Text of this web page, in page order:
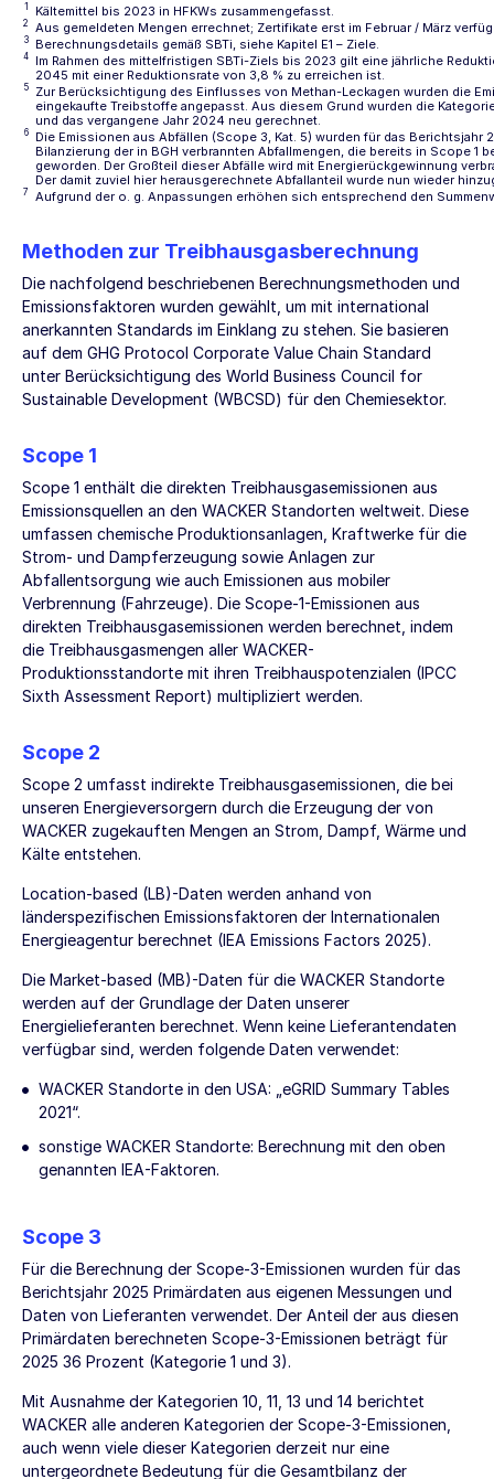
1 Kältemittel bis 2023 in HFKWs zusammengefasst.
2 Aus gemeldeten Mengen errechnet; Zertifikate erst im Februar / März
3 Berechnungsdetails gemäß SBTi, siehe Kapitel E1 – Ziele.
4
Im Rahmen des mittelfristigen SBTi-Ziels bis 2023 gilt eine jährliche
2045 mit einer Reduktionsrate von 3,8 % zu erreichen ist.
5
Zur Berücksichtigung des Einflusses von Methan-Leckagen wurden die
eingekaufte Treibstoffe angepasst. Aus diesem Grund wurden die
und das vergangene Jahr 2024 neu gerechnet.
6
Die Emissionen aus Abfällen (Scope 3, Kat. 5) wurden für das Berichtsjahr
Bilanzierung der in BGH verbrannten Abfallmengen, die bereits in Scope 1
geworden. Der Großteil dieser Abfälle wird mit Energierückgewinnung
Der damit zuviel hier herausgerechnete Abfallanteil wurde nun wieder
7 Aufgrund der o. g. Anpassungen erhöhen sich entsprechend den
Methoden zur Treibhausgasberechnung
Die nachfolgend beschriebenen Berechnungsmethoden und
Emissionsfaktoren wurden gewählt, um mit international
anerkannten Standards im Einklang zu stehen. Sie basieren
auf dem GHG Protocol Corporate Value Chain Standard
unter Berücksichtigung des World Business Council for
Sustainable Development (WBCSD) für den Chemiesektor.
Scope 1
Scope 1 enthält die direkten Treibhausgasemissionen aus
Emissionsquellen an den WACKER Standorten weltweit. Diese
umfassen chemische Produktionsanlagen, Kraftwerke für die
Strom- und Dampferzeugung sowie Anlagen zur
Abfallentsorgung wie auch Emissionen aus mobiler
Verbrennung (Fahrzeuge). Die Scope-1-Emissionen aus
direkten Treibhausgasemissionen werden berechnet, indem
die Treibhausgasmengen aller WACKER-
Produktionsstandorte mit ihren Treibhauspotenzialen (IPCC
Sixth Assessment Report) multipliziert werden.
Scope 2
Scope 2 umfasst indirekte Treibhausgasemissionen, die bei
unseren Energieversorgern durch die Erzeugung der von
WACKER zugekauften Mengen an Strom, Dampf, Wärme und
Kälte entstehen.
Location-based (LB)-Daten werden anhand von
länderspezifischen Emissionsfaktoren der Internationalen
Energieagentur berechnet (IEA Emissions Factors 2025).
Die Market-based (MB)-Daten für die WACKER Standorte
werden auf der Grundlage der Daten unserer
Energielieferanten berechnet. Wenn keine Lieferantendaten
verfügbar sind, werden folgende Daten verwendet:
WACKER Standorte in den USA: „eGRID Summary Tables
2021“.
sonstige WACKER Standorte: Berechnung mit den oben
genannten IEA-Faktoren.
Scope 3
Für die Berechnung der Scope-3-Emissionen wurden für das
Berichtsjahr 2025 Primärdaten aus eigenen Messungen und
Daten von Lieferanten verwendet. Der Anteil der aus diesen
Primärdaten berechneten Scope-3-Emissionen beträgt für
2025 36 Prozent (Kategorie 1 und 3).
Mit Ausnahme der Kategorien 10, 11, 13 und 14 berichtet
WACKER alle anderen Kategorien der Scope-3-Emissionen,
auch wenn viele dieser Kategorien derzeit nur eine
untergeordnete Bedeutung für die Gesamtbilanz der